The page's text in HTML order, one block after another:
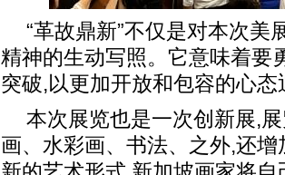
“革故鼎新”不仅是对本次
精神的生动写照。它意味着要
突破,以更加开放和包容的心
本次展览也是一次创新展,
画、水彩画、书法、之外,还